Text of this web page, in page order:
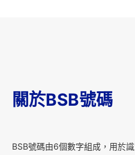
關於BSB號碼
BSB號碼由6個數字組成，用於